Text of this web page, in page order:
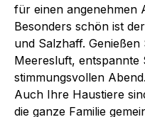
für einen angenehmen
Besonders schön ist
und Salzhaff.
Meeresluft, entspannte
stimmungsvollen Abend.
Auch Ihre Haustiere
die ganze Familie